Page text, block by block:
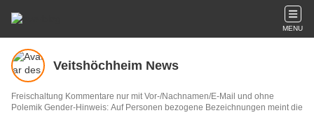
MENU
Veitshöchheim News
Freischaltung Kommentare nur mit Vor-/Nachnamen/E-Mail und ohne
Polemik Gender-Hinweis: Auf Personen bezogene Bezeichnungen meint die